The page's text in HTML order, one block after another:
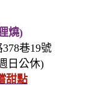
燒)
巷19號
日公休)
甜點